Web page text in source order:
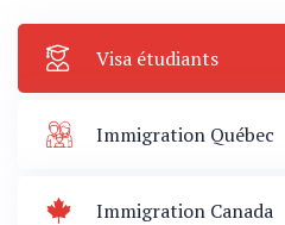
Visa étudiants
Immigration Québec
Immigration Canada